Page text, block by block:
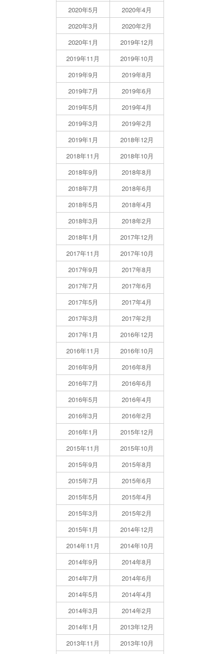
2020年5月
2020年4月
2020年3月
2020年2月
2020年1月
2019年12月
2019年11月
2019年10月
2019年9月
2019年8月
2019年7月
2019年6月
2019年5月
2019年4月
2019年3月
2019年2月
2019年1月
2018年12月
2018年11月
2018年10月
2018年9月
2018年8月
2018年7月
2018年6月
2018年5月
2018年4月
2018年3月
2018年2月
2018年1月
2017年12月
2017年11月
2017年10月
2017年9月
2017年8月
2017年7月
2017年6月
2017年5月
2017年4月
2017年3月
2017年2月
2017年1月
2016年12月
2016年11月
2016年10月
2016年9月
2016年8月
2016年7月
2016年6月
2016年5月
2016年4月
2016年3月
2016年2月
2016年1月
2015年12月
2015年11月
2015年10月
2015年9月
2015年8月
2015年7月
2015年6月
2015年5月
2015年4月
2015年3月
2015年2月
2015年1月
2014年12月
2014年11月
2014年10月
2014年9月
2014年8月
2014年7月
2014年6月
2014年5月
2014年4月
2014年3月
2014年2月
2014年1月
2013年12月
2013年11月
2013年10月